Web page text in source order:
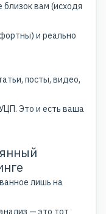
вам (исходя
и реально
посты, видео,
Это и есть ваша
лишь на